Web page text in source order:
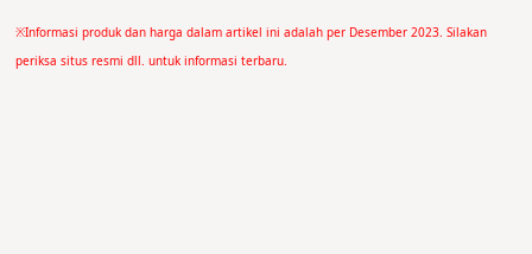
※Informasi produk dan harga dalam artikel ini adalah per Desember 2023. Silakan
periksa situs resmi dll. untuk informasi terbaru.